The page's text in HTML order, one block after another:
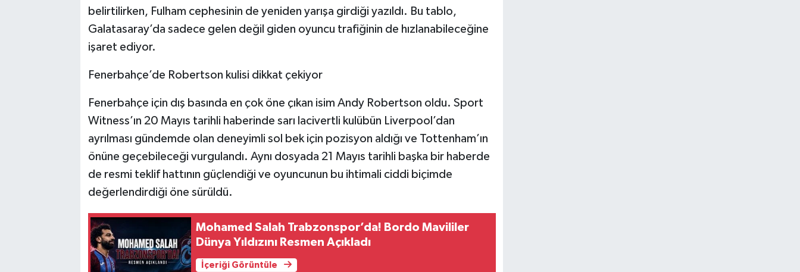
belirtilirken, Fulham cephesinin de yeniden yarışa girdiği yazıldı. Bu tablo,
Galatasaray’da sadece gelen değil giden oyuncu trafiğinin de hızlanabileceğine
işaret ediyor.
Fenerbahçe’de Robertson kulisi dikkat çekiyor
Fenerbahçe için dış basında en çok öne çıkan isim Andy Robertson oldu. Sport
Witness’ın 20 Mayıs tarihli haberinde sarı lacivertli kulübün Liverpool’dan
ayrılması gündemde olan deneyimli sol bek için pozisyon aldığı ve Tottenham’ın
önüne geçebileceği vurgulandı. Aynı dosyada 21 Mayıs tarihli başka bir haberde
de resmi teklif hattının güçlendiği ve oyuncunun bu ihtimali ciddi biçimde
değerlendirdiği öne sürüldü.
Mohamed Salah Trabzonspor’da! Bordo Mavililer
Dünya Yıldızını Resmen Açıkladı
İçeriği Görüntüle